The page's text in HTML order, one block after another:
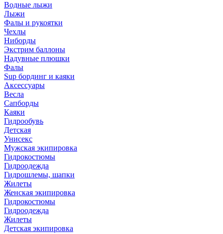
Водные лыжи
Лыжи
Фалы и рукоятки
Чехлы
Ниборды
Экстрим баллоны
Надувные плюшки
Фалы
Sup бординг и каяки
Аксессуары
Весла
Сапборды
Каяки
Гидрообувь
Детская
Унисекс
Мужская экипировка
Гидрокостюмы
Гидроодежда
Гидрошлемы, шапки
Жилеты
Женская экипировка
Гидрокостюмы
Гидроодежда
Жилеты
Детская экипировка